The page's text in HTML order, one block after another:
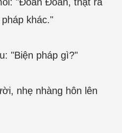
khác."
"Biện pháp gì?"
nhẹ nhàng hôn lên